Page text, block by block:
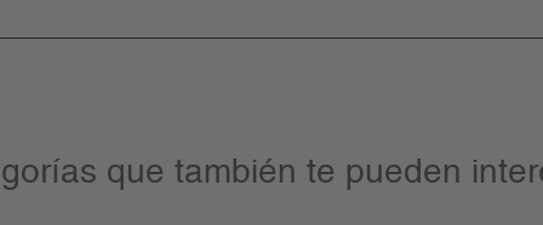
que también te pueden